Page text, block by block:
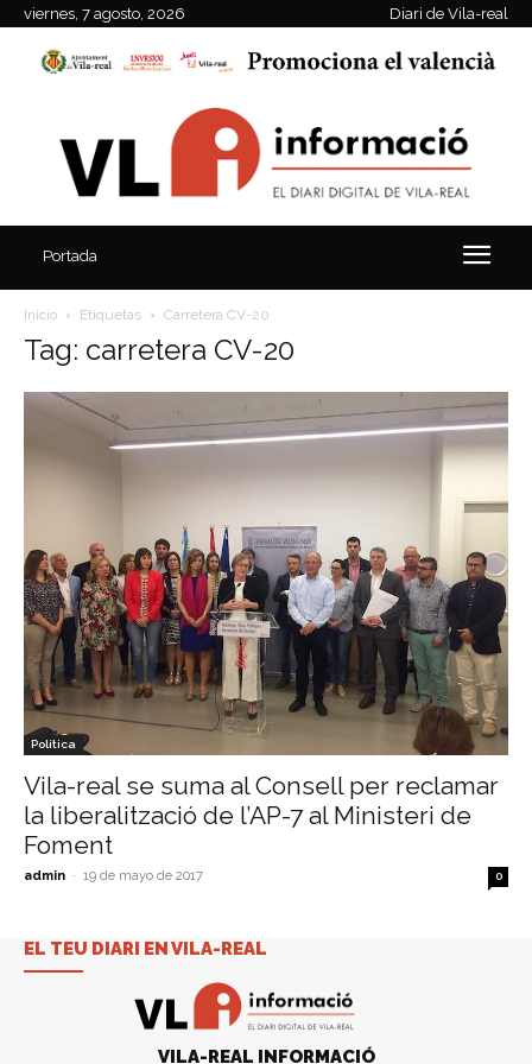
viernes, 7 agosto, 2026 Diari de Vila-real
Portada
Inicio Etiquetas Carretera CV-20
Tag: carretera CV-20
Política
Vila-real se suma al Consell per reclamar
la liberalització de l’AP-7 al Ministeri de
Foment
admin - 19 de mayo de 2017 0
EL TEU DIARI EN VILA-REAL
VILA-REAL INFORMACIÓ